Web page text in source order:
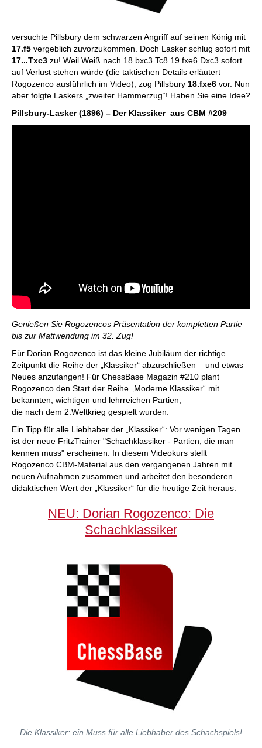
versuchte Pillsbury dem schwarzen Angriff auf seinen König mit
17.f5 vergeblich zuvorzukommen. Doch Lasker schlug sofort mit
17...Txc3 zu! Weil Weiß nach 18.bxc3 Tc8 19.fxe6 Dxc3 sofort
auf Verlust stehen würde (die taktischen Details erläutert
Rogozenco ausführlich im Video), zog Pillsbury 18.fxe6 vor. Nun
aber folgte Laskers „zweiter Hammerzug“! Haben Sie eine Idee?
Pillsbury-Lasker (1896) – Der Klassiker aus CBM #209
Genießen Sie Rogozencos Präsentation der kompletten Partie
bis zur Mattwendung im 32. Zug!
Für Dorian Rogozenco ist das kleine Jubiläum der richtige
Zeitpunkt die Reihe der „Klassiker“ abzuschließen – und etwas
Neues anzufangen! Für ChessBase Magazin #210 plant
Rogozenco den Start der Reihe „Moderne Klassiker“ mit
bekannten, wichtigen und lehrreichen Partien,
die nach dem 2.Weltkrieg gespielt wurden.
Ein Tipp für alle Liebhaber der „Klassiker“: Vor wenigen Tagen
ist der neue FritzTrainer "Schachklassiker - Partien, die man
kennen muss" erscheinen. In diesem Videokurs stellt
Rogozenco CBM-Material aus den vergangenen Jahren mit
neuen Aufnahmen zusammen und arbeitet den besonderen
didaktischen Wert der „Klassiker“ für die heutige Zeit heraus.
NEU: Dorian Rogozenco: Die
Schachklassiker
Die Klassiker: ein Muss für alle Liebhaber des Schachspiels!